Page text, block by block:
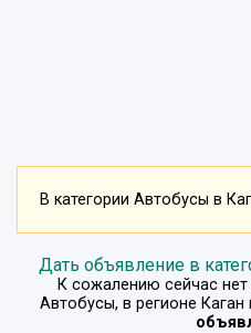
В категории Автобусы в
Дать объявление в
К сожалению сейчас
Автобусы, в регионе Каган